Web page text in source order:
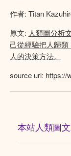
作者: Titan
原文: 人類圖分析
己從經驗把人歸
人的決策方法。
source url: https://
本站人類圖